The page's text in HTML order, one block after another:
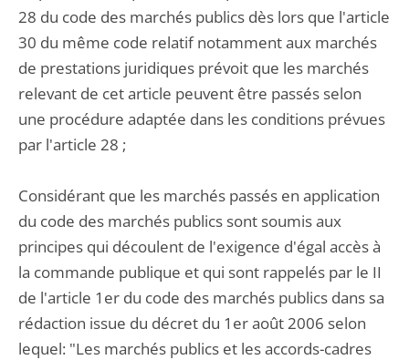
28 du code des marchés publics dès lors que l'article
30 du même code relatif notamment aux marchés
de prestations juridiques prévoit que les marchés
relevant de cet article peuvent être passés selon
une procédure adaptée dans les conditions prévues
par l'article 28 ;
Considérant que les marchés passés en application
du code des marchés publics sont soumis aux
principes qui découlent de l'exigence d'égal accès à
la commande publique et qui sont rappelés par le II
de l'article 1er du code des marchés publics dans sa
rédaction issue du décret du 1er août 2006 selon
lequel: "Les marchés publics et les accords-cadres